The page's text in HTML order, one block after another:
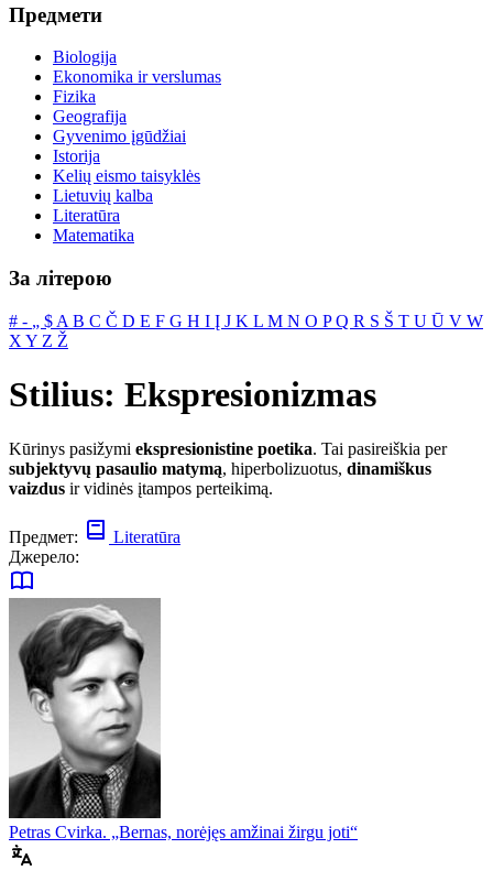
Предмети
Biologija
Ekonomika ir verslumas
Fizika
Geografija
Gyvenimo įgūdžiai
Istorija
Kelių eismo taisyklės
Lietuvių kalba
Literatūra
Matematika
За літерою
# ‐ „ $ A B C Č D E F G H I Į J K L M N O PQ R S Š T U Ū V W
X Y Z Ž
Stilius: Ekspresionizmas
Kūrinys pasižymi ekspresionistine poetika. Tai pasireiškia per
subjektyvų pasaulio matymą, hiperbolizuotus, dinamiškus
vaizdus ir vidinės įtampos perteikimą.
Предмет:
Literatūra
Джерело:
Petras Cvirka. „Bernas, norėjęs amžinai žirgu joti“